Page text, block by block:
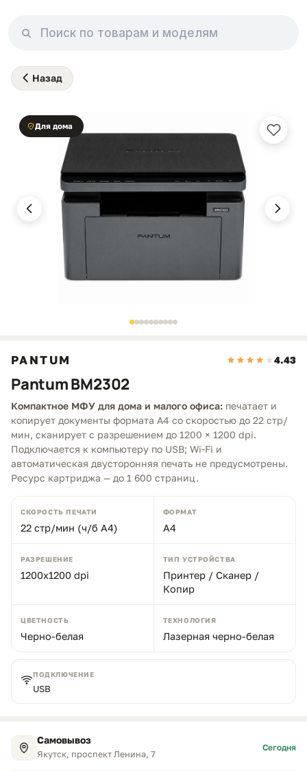
Назад
Для дома
PANTUM 4.43
Pantum BM2302
Компактное МФУ для дома и малого офиса: печатает и
копирует документы формата A4 со скоростью до 22 стр/
мин, сканирует с разрешением до 1200 × 1200 dpi.
Подключается к компьютеру по USB; Wi‑Fi и
автоматическая двусторонняя печать не предусмотрены.
Ресурс картриджа — до 1 600 страниц.
СКОРОСТЬ ПЕЧАТИ
22 стр/мин (ч/б А4)
ФОРМАТ
A4
РАЗРЕШЕНИЕ
1200x1200 dpi
ТИП УСТРОЙСТВА
Принтер / Сканер /
Копир
ЦВЕТНОСТЬ
Черно-белая
ТЕХНОЛОГИЯ
Лазерная черно-белая
ПОДКЛЮЧЕНИЕ
USB
Самовывоз
Якутск, проспект Ленина, 7
Сегодня